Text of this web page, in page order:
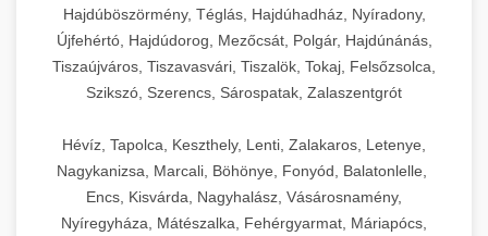
Hajdúböszörmény, Téglás, Hajdúhadház, Nyíradony,
Újfehértó, Hajdúdorog, Mezőcsát, Polgár, Hajdúnánás,
Tiszaújváros, Tiszavasvári, Tiszalök, Tokaj, Felsőzsolca,
Szikszó, Szerencs, Sárospatak, Zalaszentgrót
Hévíz, Tapolca, Keszthely, Lenti, Zalakaros, Letenye,
Nagykanizsa, Marcali, Böhönye, Fonyód, Balatonlelle,
Encs, Kisvárda, Nagyhalász, Vásárosnamény,
Nyíregyháza, Mátészalka, Fehérgyarmat, Máriapócs,